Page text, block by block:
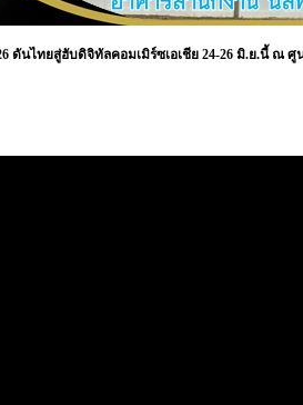
ดันไทยสู่ฮับดิจิทัลคอมเมิร์ซเอเชีย 24-26 มิ.ย.นี้ ณ